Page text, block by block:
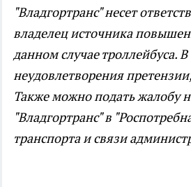
"Владгортранс" несет
владелец источника
данном случае троллейбуса. В
неудовлетворения
Также можно подать жалобу
"Владгортранс" в
транспорта и связи